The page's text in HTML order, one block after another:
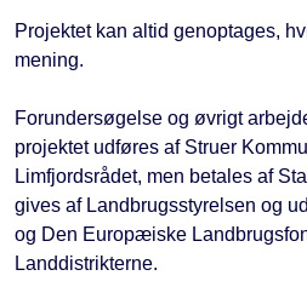
Projektet kan altid genoptages,
mening.
Forundersøgelse og øvrigt
projektet udføres af Struer
Limfjordsrådet, men betales af
gives af Landbrugsstyrelsen og
og Den Europæiske
Landdistrikterne.